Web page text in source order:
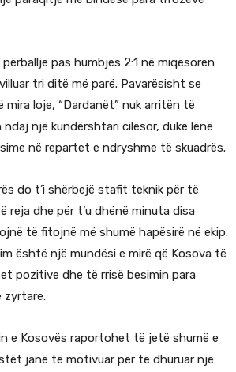
pas humbjes 2:1 në miqësoren
tri ditë më parë. Pavarësisht se
loje, “Dardanët” nuk arritën të
një kundërshtari cilësor, duke lënë
në repartet e ndryshme të skuadrës.
do t’i shërbejë stafit teknik për të
reja dhe për t’u dhënë minuta disa
të fitojnë më shumë hapësirë në ekip.
është një mundësi e mirë që Kosova të
pozitive dhe të rrisë besimin para
zyrtare.
e Kosovës raportohet të jetë shumë e
janë të motivuar për të dhuruar një